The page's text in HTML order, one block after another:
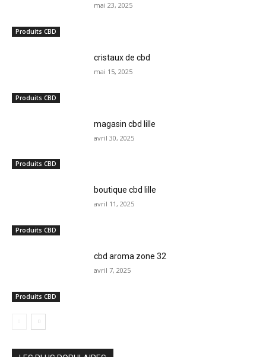
Produits CBD
mai 23, 2025
Produits CBD
cristaux de cbd
mai 15, 2025
Produits CBD
magasin cbd lille
avril 30, 2025
Produits CBD
boutique cbd lille
avril 11, 2025
Produits CBD
cbd aroma zone 32
avril 7, 2025